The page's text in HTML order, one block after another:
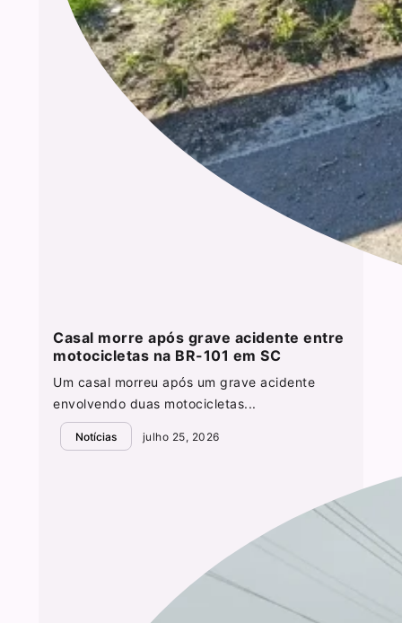
Casal morre após grave acidente entre
motocicletas na BR-101 em SC
Um casal morreu após um grave acidente
envolvendo duas motocicletas...
Notícias julho 25, 2026